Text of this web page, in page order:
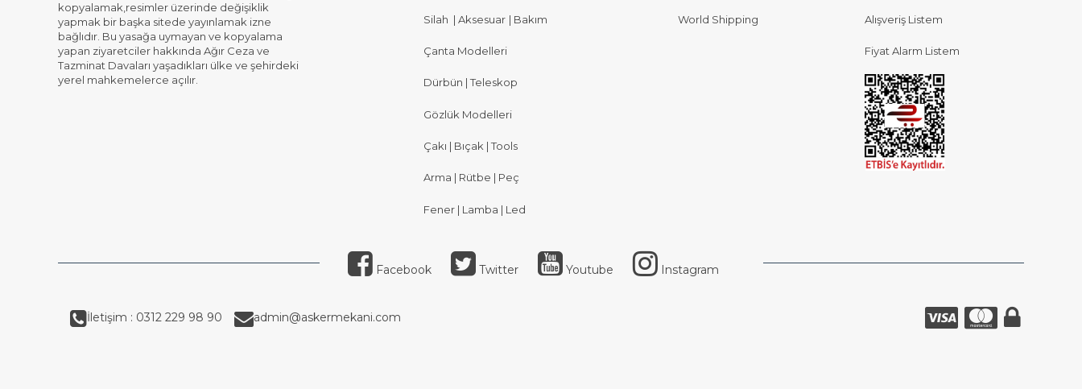
kopyalamak,resimler üzerinde değişiklik
yapmak bir başka sitede yayınlamak izne
bağlıdır. Bu yasağa uymayan ve kopyalama
yapan ziyaretciler hakkında Ağır Ceza ve
Tazminat Davaları yaşadıkları ülke ve şehirdeki
yerel mahkemelerce açılır.
Silah | Aksesuar | Bakım
Çanta Modelleri
Dürbün | Teleskop
Gözlük Modelleri
Çakı | Bıçak | Tools
Arma | Rütbe | Peç
Fener | Lamba | Led
World Shipping Alışveriş Listem
Fiyat Alarm Listem
Facebook Twitter Youtube Instagram
İletişim : 0312 229 98 90 admin@askermekani.com